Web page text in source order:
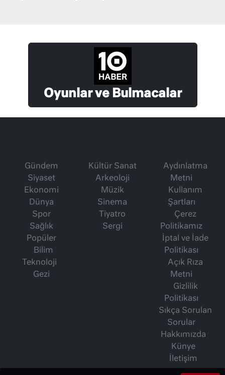
Oyunlar ve Bulmacalar
Gündem
Siyaset
Ekonomi
Dünya
Spor
Sağlık
Popüler
Bilim
Teknoloji
Gezi
Kültür Sanat
Arkeoloji
Müzik
Sinema
Tiyatro
Sergi
Aydınlatma
Metni
Kullanım
Şartları
Çerez
Politikamız
İptal ve İade
Politikası
Açık Rıza
Metni
Gizlilik
Politikası
Sıkça Sorulan
Sorular
Hakkımızda
Künye
İletişim